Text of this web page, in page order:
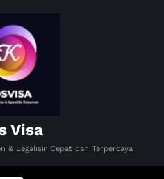
Visa
& Legalisir Cepat dan Terpercaya